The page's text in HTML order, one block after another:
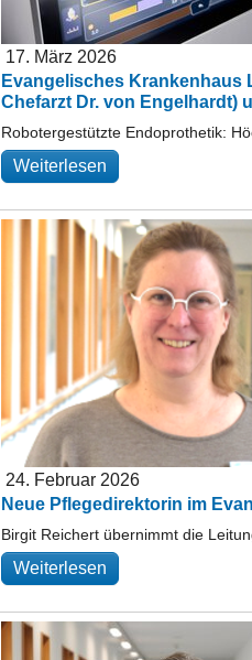
17. März 2026
Evangelisches Krankenhaus
Chefarzt Dr. von Engelhardt)
Robotergestützte Endoprothetik:
Weiterlesen
24. Februar 2026
Neue Pflegedirektorin im
Birgit Reichert übernimmt die
Weiterlesen